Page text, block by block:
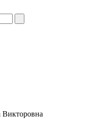
Викторовна